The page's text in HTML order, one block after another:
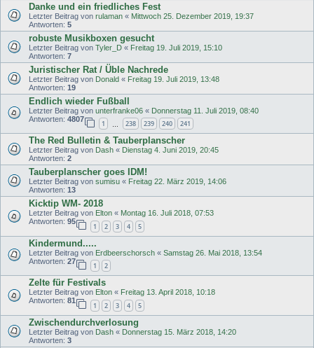
Danke und ein friedliches Fest
Letzter Beitrag von rulaman « Mittwoch 25. Dezember 2019, 19:37
Antworten: 5
robuste Musikboxen gesucht
Letzter Beitrag von Tyler_D « Freitag 19. Juli 2019, 15:10
Antworten: 7
Juristischer Rat / Üble Nachrede
Letzter Beitrag von Donald « Freitag 19. Juli 2019, 13:48
Antworten: 19
Endlich wieder Fußball
Letzter Beitrag von unterfranke06 « Donnerstag 11. Juli 2019, 08:40
Antworten: 4807
1 238 239 240 241
The Red Bulletin & Tauberplanscher
Letzter Beitrag von Dash « Dienstag 4. Juni 2019, 20:45
Antworten: 2
Tauberplanscher goes IDM!
Letzter Beitrag von sumisu « Freitag 22. März 2019, 14:06
Antworten: 13
Kicktip WM- 2018
Letzter Beitrag von Elton « Montag 16. Juli 2018, 07:53
Antworten: 95
1 2 3 4 5
Kindermund.....
Letzter Beitrag von Erdbeerschorsch « Samstag 26. Mai 2018, 13:54
Antworten: 27
1 2
Zelte für Festivals
Letzter Beitrag von Elton « Freitag 13. April 2018, 10:18
Antworten: 81
1 2 3 4 5
Zwischendurchverlosung
Letzter Beitrag von Dash « Donnerstag 15. März 2018, 14:20
Antworten: 3